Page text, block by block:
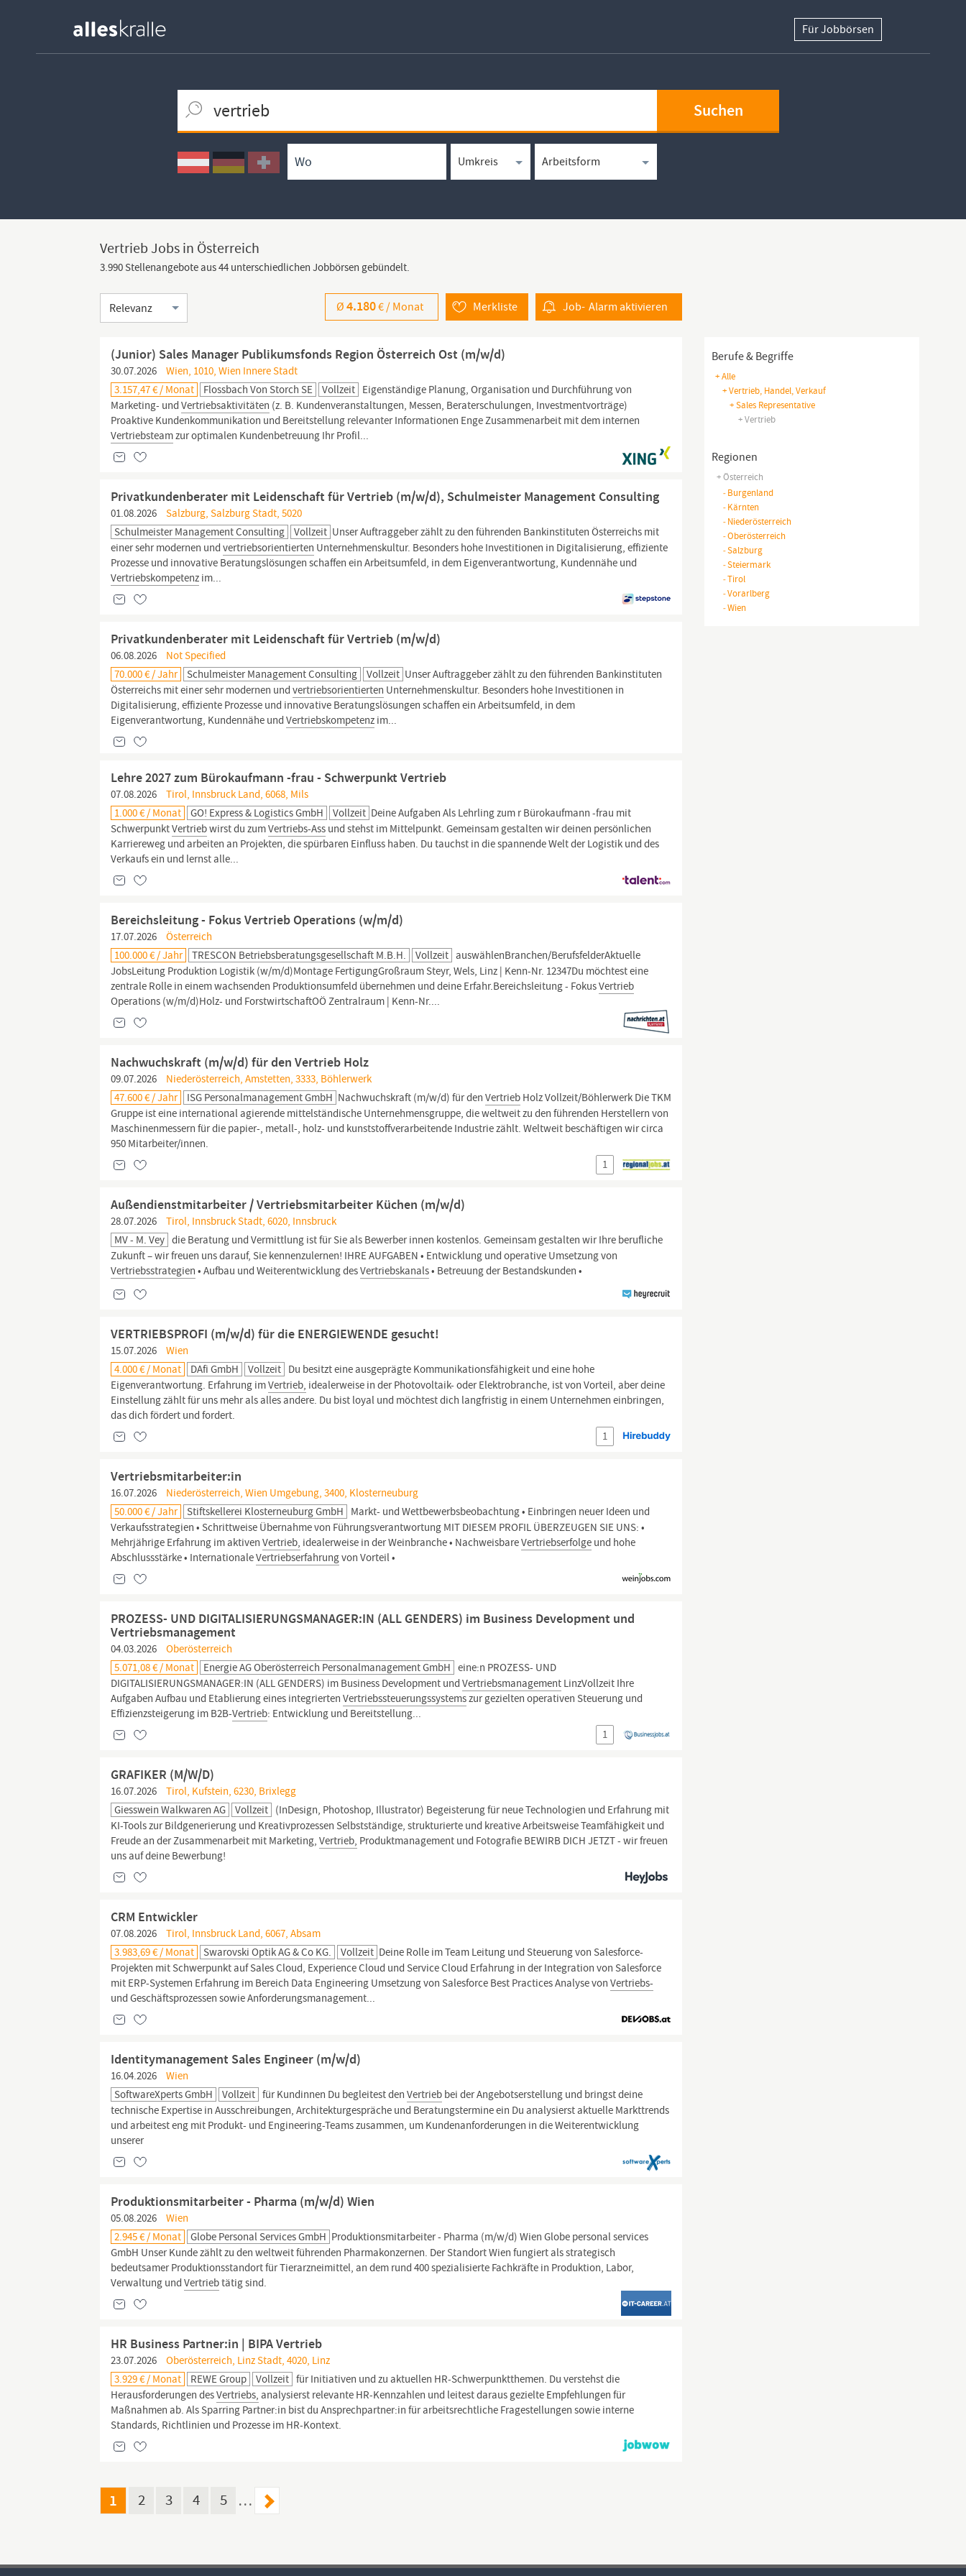
Für Jobbörsen
Ortssuche
Umkreissuche
Arbeitsform
Berufe & Begriffe
+ Alle
+ Vertrieb, Handel, Verkauf
+ Sales Representative
+ Vertrieb
Regionen
+ Österreich
-Burgenland
-Kärnten
-Niederösterreich
-Oberösterreich
-Salzburg
-Steiermark
-Tirol
-Vorarlberg
-Wien
Vertrieb Jobs in Österreich
3.990 Stellenangebote aus 44 unterschiedlichen Jobbörsen gebündelt.
Sortierung Job- Alarmaktivieren
Merkliste
Ø4.180€ / Monat
(Junior) Sales Manager Publikumsfonds Region Österreich Ost (m/w/d)
30.07.2026
Wien, 1010, Wien Innere Stadt
3.157,47 € / Monat
Flossbach Von Storch SE Vollzeit Eigenständige Planung, Organisation und Durchführung von
Marketing- undVertriebsaktivitäten (z. B. Kundenveranstaltungen, Messen, Beraterschulungen, Investmentvorträge)
Proaktive Kundenkommunikation und Bereitstellung relevanter Informationen Enge Zusammenarbeit mit dem internen
Vertriebsteamzur optimalen Kundenbetreuung Ihr Profil...
Privatkundenberater mit Leidenschaft für Vertrieb (m/w/d), Schulmeister Management Consulting
01.08.2026
Salzburg, Salzburg Stadt, 5020
Schulmeister Management Consulting
Vollzeit Unser Auftraggeber zählt zu den führenden Bankinstituten Österreichs mit
einer sehr modernen undvertriebsorientierten Unternehmenskultur. Besonders hohe Investitionen in Digitalisierung, effiziente
Prozesse und innovative Beratungslösungen schaffen ein Arbeitsumfeld, in dem Eigenverantwortung, Kundennähe und
Vertriebskompetenz im...
Privatkundenberater mit Leidenschaft für Vertrieb (m/w/d)
06.08.2026
Not Specified
70.000 € / Jahr
Schulmeister Management Consulting Vollzeit Unser Auftraggeber zählt zu den führenden Bankinstituten
Österreichs mit einer sehr modernen undvertriebsorientierten Unternehmenskultur. Besonders hohe Investitionen in
Digitalisierung, effiziente Prozesse und innovative Beratungslösungen schaffen ein Arbeitsumfeld, in dem
Eigenverantwortung, Kundennähe undVertriebskompetenz im...
Lehre 2027 zum Bürokaufmann -frau - Schwerpunkt Vertrieb
07.08.2026
Tirol, Innsbruck Land, 6068, Mils
1.000 € / Monat
GO! Express & Logistics GmbH Vollzeit Deine Aufgaben Als Lehrling zum r Bürokaufmann -frau mit
SchwerpunktVertriebwirst du zumVertriebs-Ass und stehst im Mittelpunkt. Gemeinsam gestalten wir deinen persönlichen
Karriereweg und arbeiten an Projekten, die spürbaren Einfluss haben. Du tauchst in die spannende Welt der Logistik und des
Verkaufs ein und lernst alle...
Bereichsleitung - Fokus Vertrieb Operations (w/m/d)
17.07.2026
Österreich
100.000 € / Jahr
TRESCON Betriebsberatungsgesellschaft M.b.H. Vollzeit auswählenBranchen/BerufsfelderAktuelle
JobsLeitung Produktion Logistik (w/m/d)Montage FertigungGroßraum Steyr, Wels, Linz | Kenn-Nr. 12347Du möchtest eine
zentrale Rolle in einem wachsenden Produktionsumfeld übernehmen und deine Erfahr.Bereichsleitung - FokusVertrieb
Operations (w/m/d)Holz- und ForstwirtschaftOÖ Zentralraum | Kenn-Nr....
Nachwuchskraft (m/w/d) für den Vertrieb Holz
09.07.2026
Niederösterreich, Amstetten, 3333, Böhlerwerk
47.600 € / Jahr
ISG Personalmanagement GmbH Nachwuchskraft (m/w/d) für denVertrieb Holz Vollzeit/Böhlerwerk Die TKM
Gruppe ist eine international agierende mittelständische Unternehmensgruppe, die weltweit zu den führenden Herstellern von
Maschinenmessern für die papier-, metall-, holz- und kunststoffverarbeitende Industrie zählt. Weltweit beschäftigen wir circa
950 Mitarbeiter/innen.
1
Außendienstmitarbeiter / Vertriebsmitarbeiter Küchen (m/w/d)
28.07.2026
Tirol, Innsbruck Stadt, 6020, Innsbruck
MV - M. Vey die Beratung und Vermittlung ist für Sie als Bewerber innen kostenlos. Gemeinsam gestalten wir Ihre berufliche
Zukunft – wir freuen uns darauf, Sie kennenzulernen! IHRE AUFGABEN • Entwicklung und operative Umsetzung von
Vertriebsstrategien • Aufbau und Weiterentwicklung desVertriebskanals• Betreuung der Bestandskunden •
VERTRIEBSPROFI (m/w/d) für die ENERGIEWENDE gesucht!
15.07.2026
Wien
4.000 € / Monat
DAfi GmbH Vollzeit Du besitzt eine ausgeprägte Kommunikationsfähigkeit und eine hohe
Eigenverantwortung. Erfahrung imVertrieb, idealerweise in der Photovoltaik- oder Elektrobranche, ist von Vorteil, aber deine
Einstellung zählt für uns mehr als alles andere. Du bist loyal und möchtest dich langfristig in einem Unternehmen einbringen,
das dich fördert und fordert.
1
Vertriebsmitarbeiter:in
16.07.2026
Niederösterreich, Wien Umgebung, 3400, Klosterneuburg
50.000 € / Jahr
Stiftskellerei Klosterneuburg GmbH Markt- und Wettbewerbsbeobachtung • Einbringen neuer Ideen und
Verkaufsstrategien • Schrittweise Übernahme von Führungsverantwortung MIT DIESEM PROFIL ÜBERZEUGEN SIE UNS: •
Mehrjährige Erfahrung im aktivenVertrieb, idealerweise in der Weinbranche • NachweisbareVertriebserfolge und hohe
Abschlussstärke • InternationaleVertriebserfahrungvon Vorteil •
PROZESS- UND DIGITALISIERUNGSMANAGER:IN (ALL GENDERS) im Business Development und
Vertriebsmanagement
04.03.2026
Oberösterreich
5.071,08 € / Monat
Energie AG Oberösterreich Personalmanagement GmbH eine:n PROZESS- UND
DIGITALISIERUNGSMANAGER:IN (ALL GENDERS) im Business Development undVertriebsmanagement LinzVollzeit Ihre
Aufgaben Aufbau und Etablierung eines integriertenVertriebssteuerungssystemszur gezielten operativen Steuerung und
Effizienzsteigerung im B2B-Vertrieb: Entwicklung und Bereitstellung...
1
GRAFIKER (M/W/D)
16.07.2026
Tirol, Kufstein, 6230, Brixlegg
Giesswein Walkwaren AG
Vollzeit (InDesign, Photoshop, Illustrator) Begeisterung für neue Technologien und Erfahrung mit
KI-Tools zur Bildgenerierung und Kreativprozessen Selbstständige, strukturierte und kreative Arbeitsweise Teamfähigkeit und
Freude an der Zusammenarbeit mit Marketing,Vertrieb, Produktmanagement und Fotografie BEWIRB DICH JETZT - wir freuen
uns auf deine Bewerbung!
CRM Entwickler
07.08.2026
Tirol, Innsbruck Land, 6067, Absam
3.983,69 € / Monat
Swarovski Optik AG & Co KG. Vollzeit Deine Rolle im Team Leitung und Steuerung von Salesforce-
Projekten mit Schwerpunkt auf Sales Cloud, Experience Cloud und Service Cloud Erfahrung in der Integration von Salesforce
mit ERP-Systemen Erfahrung im Bereich Data Engineering Umsetzung von Salesforce Best Practices Analyse vonVertriebs-
und Geschäftsprozessen sowie Anforderungsmanagement...
Identitymanagement Sales Engineer (m/w/d)
16.04.2026
Wien
SoftwareXperts GmbH
Vollzeit für Kundinnen Du begleitest denVertrieb bei der Angebotserstellung und bringst deine
technische Expertise in Ausschreibungen, Architekturgespräche und Beratungstermine ein Du analysierst aktuelle Markttrends
und arbeitest eng mit Produkt- und Engineering-Teams zusammen, um Kundenanforderungen in die Weiterentwicklung
unserer
Produktionsmitarbeiter - Pharma (m/w/d) Wien
05.08.2026
Wien
2.945 € / Monat
Globe Personal Services GmbH Produktionsmitarbeiter - Pharma (m/w/d) Wien Globe personal services
GmbH Unser Kunde zählt zu den weltweit führenden Pharmakonzernen. Der Standort Wien fungiert als strategisch
bedeutsamer Produktionsstandort für Tierarzneimittel, an dem rund 400 spezialisierte Fachkräfte in Produktion, Labor,
Verwaltung undVertriebtätig sind.
HR Business Partner:in | BIPA Vertrieb
23.07.2026
Oberösterreich, Linz Stadt, 4020, Linz
3.929 € / Monat
REWE Group Vollzeit für Initiativen und zu aktuellen HR-Schwerpunktthemen. Du verstehst die
Herausforderungen desVertriebs, analysierst relevante HR-Kennzahlen und leitest daraus gezielte Empfehlungen für
Maßnahmen ab. Als Sparring Partner:in bist du Ansprechpartner:in für arbeitsrechtliche Fragestellungen sowie interne
Standards, Richtlinien und Prozesse im HR-Kontext.
1 2 3 4 5 …